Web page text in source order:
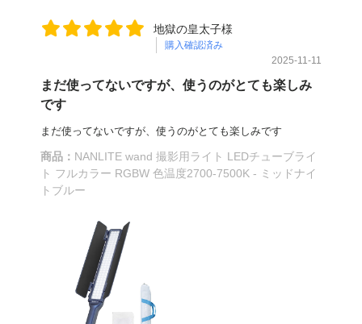
地獄の皇太子様
購入確認済み
2025-11-11
まだ使ってないですが、使うのがとても楽しみ
です
まだ使ってないですが、使うのがとても楽しみです
商品： NANLITE wand 撮影用ライト LEDチューブライ
ト フルカラー RGBW 色温度2700-7500K - ミッドナイ
トブルー